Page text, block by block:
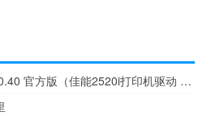
佳能2520i打印机驱动 V30.40 官方版（佳能2520i打印机驱动 V30.40 官方版功能简介）